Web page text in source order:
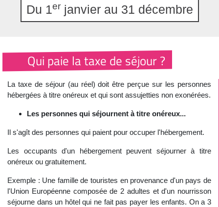
Du 1erjanvier au 31 décembre
Qui paie la taxe de séjour ?
La taxe de séjour (au réel) doit être perçue sur les personnes
hébergées à titre onéreux et qui sont assujetties non exonérées.
Les personnes qui séjournent à titre onéreux...
Il s'agît des personnes qui paient pour occuper l'hébergement.
Les occupants d'un hébergement peuvent séjourner à titre
onéreux ou gratuitement.
Exemple : Une famille de touristes en provenance d'un pays de
l'Union Européenne composée de 2 adultes et d'un nourrisson
séjourne dans un hôtel qui ne fait pas payer les enfants. On a 3